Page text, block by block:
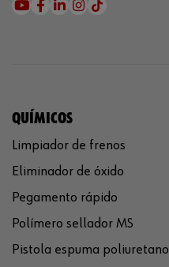
QUÍMICOS
Limpiador de frenos
Eliminador de óxido
Pegamento rápido
Polímero sellador MS
Pistola espuma poliuretano